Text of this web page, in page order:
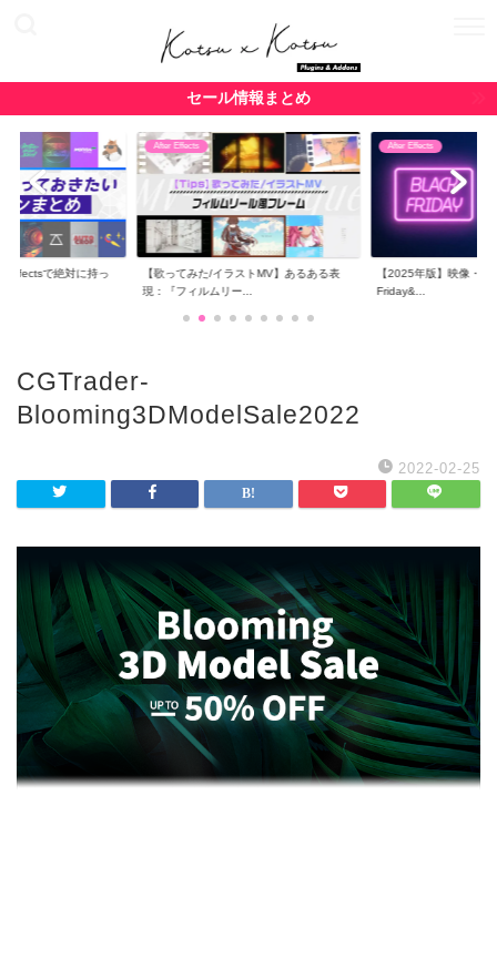
セール情報まとめ
Effectsで絶対に持っ
After Effects
【歌ってみた/イラストMV】あるある表
現：『フィルムリー...
After Effects
【2025年版】映像・
Friday&...
CGTrader-
Blooming3DModelSale2022
2022-02-25